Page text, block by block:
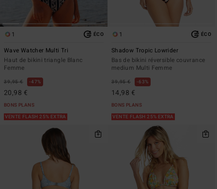
1 ÉCO
Wave Watcher Multi Tri
Haut de bikini triangle Blanc
Femme
39,95 € 47%
20,98 €
BONS PLANS
VENTE FLASH 25% EXTRA
1 ÉCO
Shadow Tropic Lowrider
Bas de bikini réversible couvrance
medium Multi Femme
39,95 € 63%
14,98 €
BONS PLANS
VENTE FLASH 25% EXTRA